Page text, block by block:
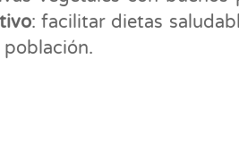
: facilitar dietas
población.